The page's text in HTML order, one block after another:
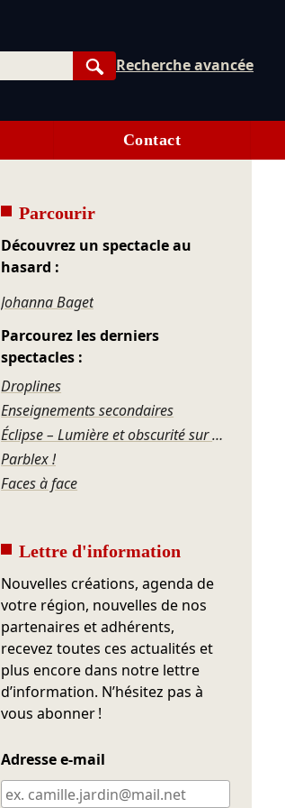
Rechercher
Recherche avancée
Contact
Parcourir
Découvrez un spectacle au
hasard :
Johanna Baget
Parcourez les derniers
spectacles :
Droplines
Enseignements secondaires
Éclipse – Lumière et obscurité sur un solo jonglé
Parblex !
Faces à face
Lettre d'information
Nouvelles créations, agenda de
votre région, nouvelles de nos
partenaires et adhérents,
recevez toutes ces actualités et
plus encore dans notre lettre
d’information. N’hésitez pas à
vous abonner !
Adresse e-mail